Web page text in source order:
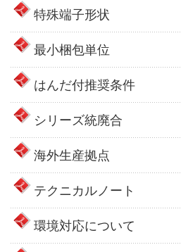
特殊端子形状
最小梱包単位
はんだ付推奨条件
シリーズ統廃合
海外生産拠点
テクニカルノート
環境対応について